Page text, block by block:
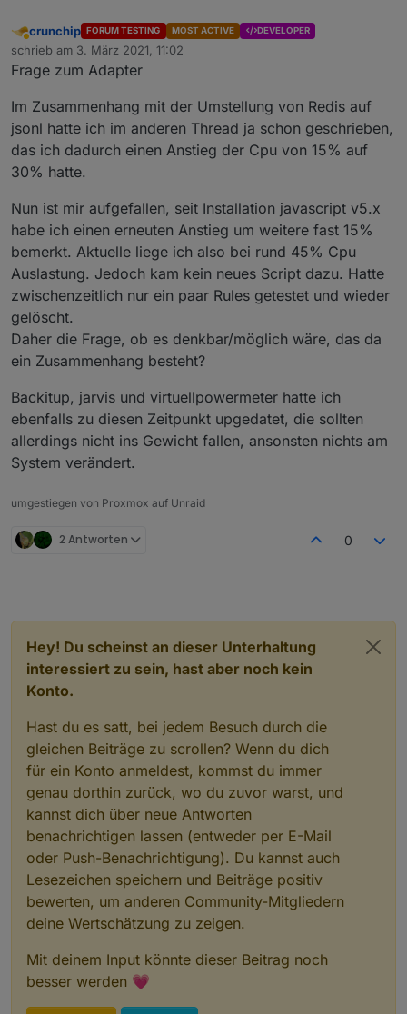
Abwesend
crunchip FORUM TESTING MOST ACTIVE DEVELOPER
schrieb am 3. März 2021, 11:02
zuletzt editiert von
Frage zum Adapter
Im Zusammenhang mit der Umstellung von Redis auf
jsonl hatte ich im anderen Thread ja schon geschrieben,
das ich dadurch einen Anstieg der Cpu von 15% auf
30% hatte.
Nun ist mir aufgefallen, seit Installation javascript v5.x
habe ich einen erneuten Anstieg um weitere fast 15%
bemerkt. Aktuelle liege ich also bei rund 45% Cpu
Auslastung. Jedoch kam kein neues Script dazu. Hatte
zwischenzeitlich nur ein paar Rules getestet und wieder
gelöscht.
Daher die Frage, ob es denkbar/möglich wäre, das da
ein Zusammenhang besteht?
Backitup, jarvis und virtuellpowermeter hatte ich
ebenfalls zu diesen Zeitpunkt upgedatet, die sollten
allerdings nicht ins Gewicht fallen, ansonsten nichts am
System verändert.
umgestiegen von Proxmox auf Unraid
2 Antworten 0
Hey! Du scheinst an dieser Unterhaltung
interessiert zu sein, hast aber noch kein
Konto.
Hast du es satt, bei jedem Besuch durch die
gleichen Beiträge zu scrollen? Wenn du dich
für ein Konto anmeldest, kommst du immer
genau dorthin zurück, wo du zuvor warst, und
kannst dich über neue Antworten
benachrichtigen lassen (entweder per E-Mail
oder Push-Benachrichtigung). Du kannst auch
Lesezeichen speichern und Beiträge positiv
bewerten, um anderen Community-Mitgliedern
deine Wertschätzung zu zeigen.
Mit deinem Input könnte dieser Beitrag noch
besser werden 💗